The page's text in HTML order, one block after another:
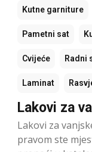
Kutne garniture
Pametni sat
Cvijeće Radni
Laminat
Lakovi za
Lakovi za
pravom ste